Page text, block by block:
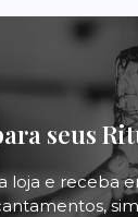
seus
loja e receba